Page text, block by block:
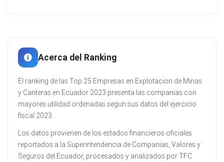
Acerca del Ranking
El ranking de las Top 25 Empresas en Explotacion de Minas
y Canteras en Ecuador 2023 presenta las companias con
mayores utilidad ordenadas segun sus datos del ejercicio
fiscal 2023.
Los datos provienen de los estados financieros oficiales
reportados a la Superintendencia de Companias, Valores y
Seguros del Ecuador, procesados y analizados por TFC